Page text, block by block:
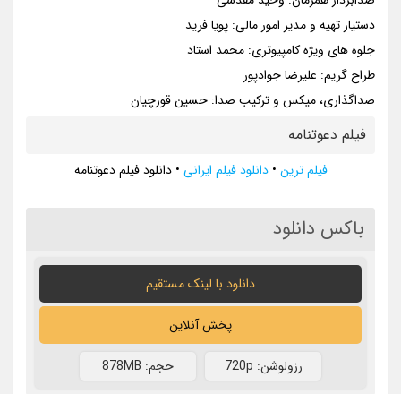
دستیار تهیه و مدیر امور مالی: پویا فرید
جلوه های ویژه کامپیوتری: محمد استاد
طراح گریم: علیرضا جوادپور
صداگذاری، میکس و ترکیب صدا: حسین قورچیان
فیلم دعوتنامه
فیلم ترین •دانلود فیلم ایرانی •دانلود فیلم دعوتنامه
باکس دانلود
دانلود با لينک مستقيم
پخش آنلاین
رزولوشن: 720p حجم: 878MB